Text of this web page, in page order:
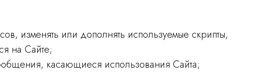
изменять или дополнять используемые скрипты,
на Сайте;
касающиеся использования Сайта;